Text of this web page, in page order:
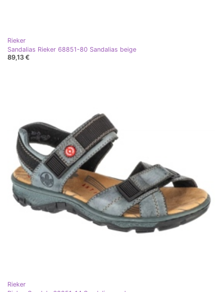
Rieker
Sandalias Rieker 68851-80 Sandalias beige
89,13 €
Rieker